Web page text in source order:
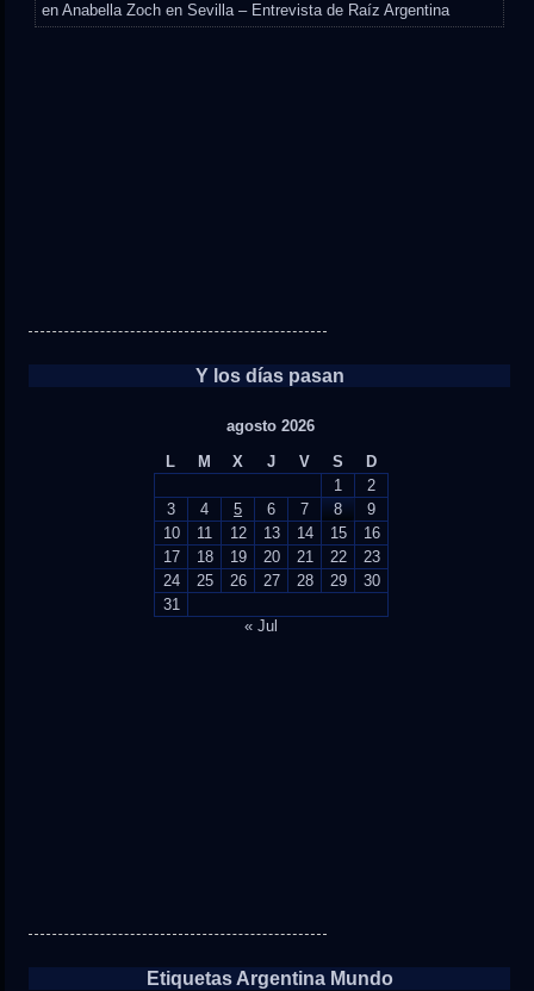
enAnabella Zoch en Sevilla – Entrevista de Raíz Argentina
Y los días pasan
agosto 2026
L
M X J V S
D
1
2
3
4 5 6 7 8
9
10
11 12 13 14 15
16
17
18 19 20 21 22
23
24
25 26 27 28 29
30
31
« Jul
Etiquetas Argentina Mundo